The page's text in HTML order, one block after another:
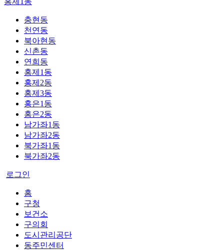
충현동
천연동
북아현동
신촌동
연희동
홍제1동
홍제2동
홍제3동
홍은1동
홍은2동
남가좌1동
남가좌2동
북가좌1동
북가좌2동
로그인
홈
구청
보건소
구의회
도시관리공단
동주민센터